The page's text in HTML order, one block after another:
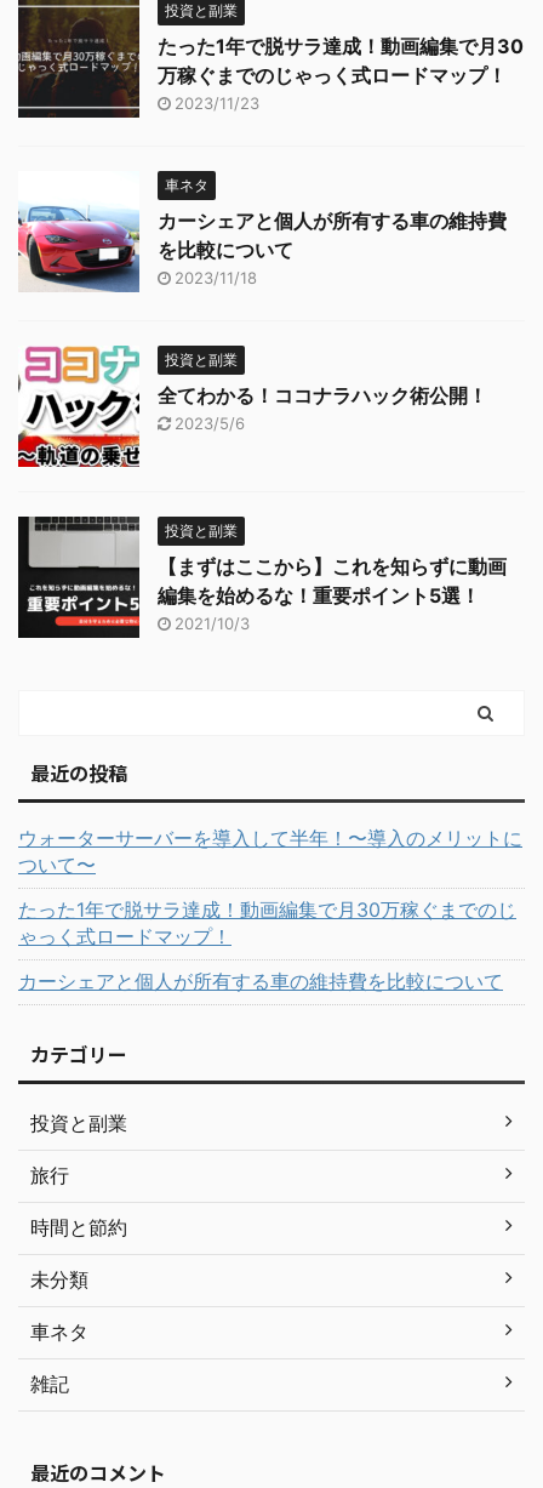
投資と副業
たった1年で脱サラ達成！動画編集で月30
万稼ぐまでのじゃっく式ロードマップ！
2023/11/23
車ネタ
カーシェアと個人が所有する車の維持費
を比較について
2023/11/18
投資と副業
全てわかる！ココナラハック術公開！
2023/5/6
投資と副業
【まずはここから】これを知らずに動画
編集を始めるな！重要ポイント5選！
2021/10/3
最近の投稿
ウォーターサーバーを導入して半年！〜導入のメリットに
ついて〜
たった1年で脱サラ達成！動画編集で月30万稼ぐまでのじ
ゃっく式ロードマップ！
カーシェアと個人が所有する車の維持費を比較について
カテゴリー
投資と副業
旅行
時間と節約
未分類
車ネタ
雑記
最近のコメント